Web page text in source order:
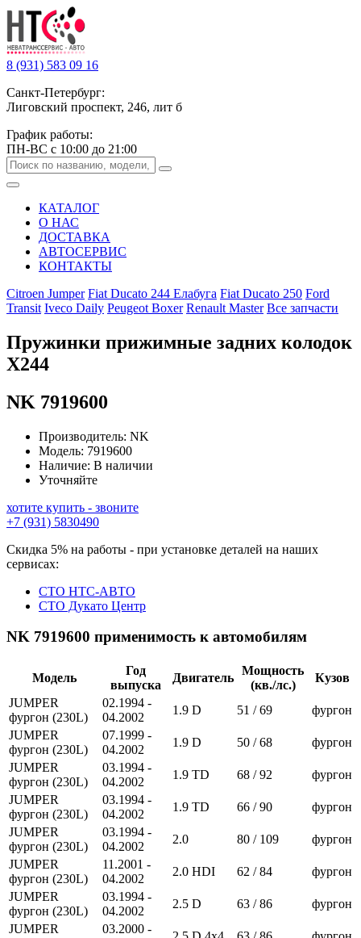
8 (931) 583 09 16
Санкт-Петербург:
Лиговский проспект, 246, лит б
График работы:
ПН-ВС с 10:00 до 21:00
КАТАЛОГ
О НАС
ДОСТАВКА
АВТОСЕРВИС
КОНТАКТЫ
Citroen Jumper Fiat Ducato 244 Елабуга Fiat Ducato 250 Ford
Transit Iveco Daily Peugeot Boxer Renault Master Все запчасти
Пружинки прижимные задних колодок
Х244
NK 7919600
Производитель: NK
Модель: 7919600
Наличие: В наличии
Уточняйте
хотите купить - звоните
+7 (931) 5830490
Скидка 5% на работы - при установке деталей на наших
сервисах:
СТО НТС-АВТО
СТО Дукато Центр
NK 7919600 применимость к автомобилям
Модель
Год
выпуска
Двигатель
Мощность
(кв./лс.)
Кузов
JUMPER
фургон (230L)
02.1994 -
04.2002
1.9 D 51 / 69
фургон
JUMPER
фургон (230L)
07.1999 -
04.2002
1.9 D 50 / 68
фургон
JUMPER
фургон (230L)
03.1994 -
04.2002
1.9 TD 68 / 92
фургон
JUMPER
фургон (230L)
03.1994 -
04.2002
1.9 TD 66 / 90
фургон
JUMPER
фургон (230L)
03.1994 -
04.2002
2.0 80 / 109
фургон
JUMPER
фургон (230L)
11.2001 -
04.2002
2.0 HDI 62 / 84
фургон
JUMPER
фургон (230L)
03.1994 -
04.2002
2.5 D 63 / 86
фургон
JUMPER
03.2000 -